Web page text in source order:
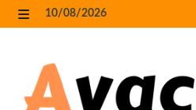
Skip
to
10/08/2026